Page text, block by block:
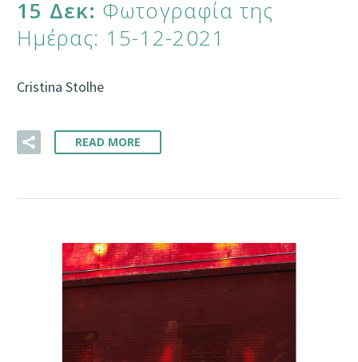
15 Δεκ: Φωτογραφία της
Ημέρας: 15-12-2021
Cristina Stolhe
READ MORE